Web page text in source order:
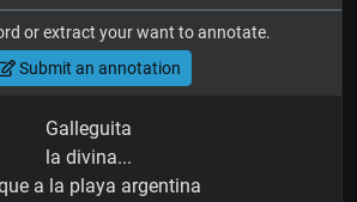
or extract your want to annotate.
Submit an annotation
Galleguita
la divina...
a la playa argentina